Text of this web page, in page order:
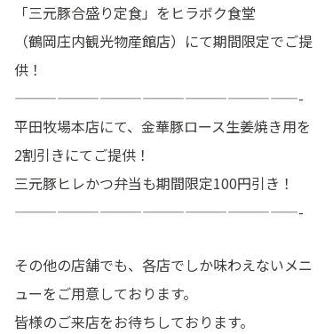
「三元豚合盛り定食」をヒラボク食堂
（鶴岡庄内観光物産館店）にて期間限定でご提
供！
————————————————————-
平田牧場本店にて、金華豚ロース生姜焼き用を
2割引きにてご提供！
三元豚ヒレかつ弁当も期間限定100円引き！
————————————————————-
その他の店舗でも、各店でしか味わえないメニ
ューをご用意しております。
皆様のご来店をお待ちしております。